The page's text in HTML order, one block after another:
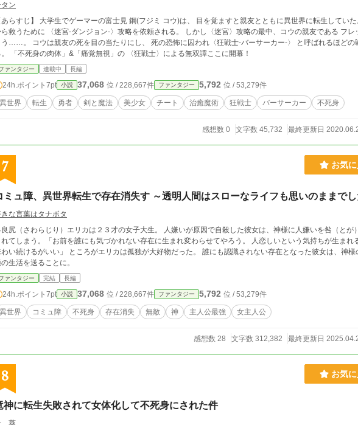
ン
ーマーの富士見 鋼(フジミ コウ)は、 目を覚ますと親友とともに異世界に転生していた。 彼らは王国を魔物
うために 〈迷宮-ダンジョン-〉攻略を依頼される。 しかし〈迷宮〉攻略の最中、コウの親友である フレッドは命を落としてし
の当たりにし、 死の恐怖に囚われ〈狂戦士-バーサーカー-〉 と呼ばれるほどの戦士へと変貌を遂げ
る。 「不死身の肉体」&「痛覚無視」の 〈狂戦士〉による無双譚ここに開幕！
ァンタジー 連載中 長編
24h.ポイント 7pt 小説 37,068 位 / 228,667件 ファンタジー 5,792 位 / 53,279件
異世界 転生 勇者 剣と魔法 美少女 チート 治癒魔術 狂戦士 バーサーカー 不死身
感想数 0 文字数 45,732 最終更新日
7 お気
ミュ障、異世界転生で存在消失す ～透明人間はスローなライフも思いのままでし
な言葉はタナボタ
尻（さわらじり）エリカは２３才の女子大生。 人嫌いが原因で自殺した彼女は、神様に人嫌いを咎（とが
てしまう。「お前を誰にも気づかれない存在に生まれ変わらせてやろう。 人恋しいという気持ちが生まれ
い続けるがいい」 ところがエリカは孤独が大好物だった。 誰にも認識されない存在となった彼女は、神様
生活を送ることに。
ァンタジー 完結 長編
24h.ポイント 7pt 小説 37,068 位 / 228,667件 ファンタジー 5,792 位 / 53,279件
異世界 コミュ障 不死身 存在消失 無敵 神 主人公最強 女主人公
感想数 28 文字数 312,382 最終更新日
8 お気
神に転生失敗されて女体化して不死身にされた件
葵